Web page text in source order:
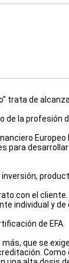
trata de
de la profesión
para
con el cliente.
individual y
de EFA.
que se